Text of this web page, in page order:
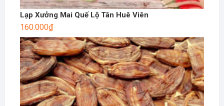
Lạp Xưởng Mai Quế Lộ Tân Huê Viên
160.000₫